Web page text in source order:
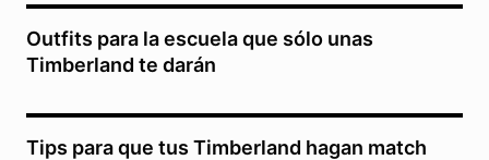
Outfits para la escuela que sólo unas
Timberland te darán
Tips para que tus Timberland hagan match